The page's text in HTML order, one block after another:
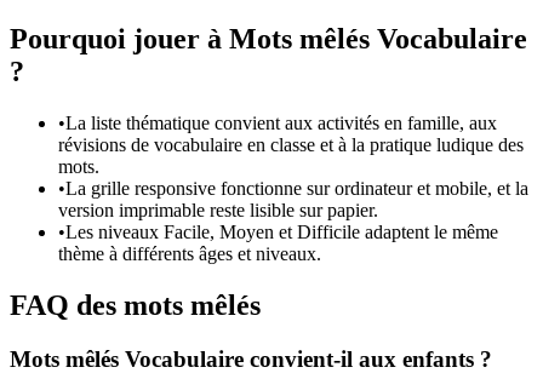
Pourquoi jouer à Mots mêlés Vocabulaire
?
•La liste thématique convient aux activités en famille, aux
révisions de vocabulaire en classe et à la pratique ludique des
mots.
•La grille responsive fonctionne sur ordinateur et mobile, et la
version imprimable reste lisible sur papier.
•Les niveaux Facile, Moyen et Difficile adaptent le même
thème à différents âges et niveaux.
FAQ des mots mêlés
Mots mêlés Vocabulaire convient-il aux enfants ?